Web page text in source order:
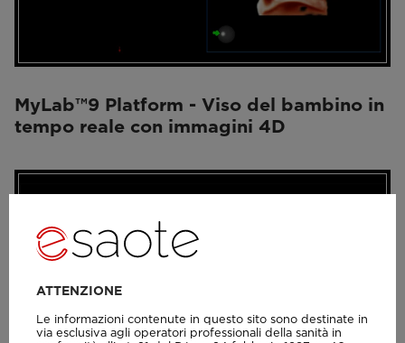
MyLab™9 Platform - Viso del bambino in
tempo reale con immagini 4D
ATTENZIONE
Le informazioni contenute in questo sito sono destinate in
via esclusiva agli operatori professionali della sanità in